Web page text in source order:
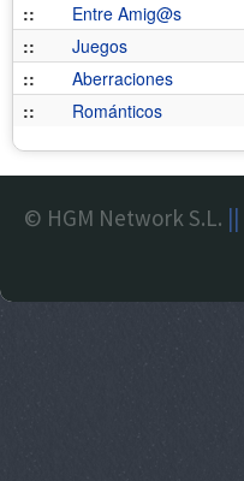
::
Entre Amig@s
::
Juegos
::
Aberraciones
::
Románticos
© HGM Network S.L. ||